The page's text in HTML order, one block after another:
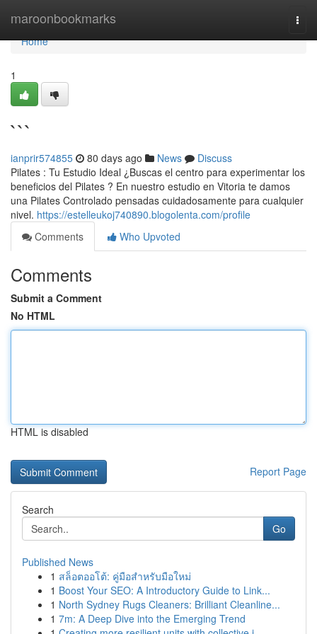
maroonbookmarks
Home
Home
1
```
ianprir574855 80 days ago News
Discuss
Pilates : Tu Estudio Ideal ¿Buscas el centro para experimentar los
beneficios del Pilates ? En nuestro estudio en Vitoria te damos
una Pilates Controlado pensadas cuidadosamente para cualquier
nivel. https://estelleukoj740890.blogolenta.com/profile
Comments
Who Upvoted
Comments
Submit a Comment
No HTML
HTML is disabled
Report Page
Search
Go
Published News
1 สล็อตออโต้: คู่มือสำหรับมือใหม่
1 Boost Your SEO: A Introductory Guide to Link...
1 North Sydney Rugs Cleaners: Brilliant Cleanline...
1 7m: A Deep Dive into the Emerging Trend